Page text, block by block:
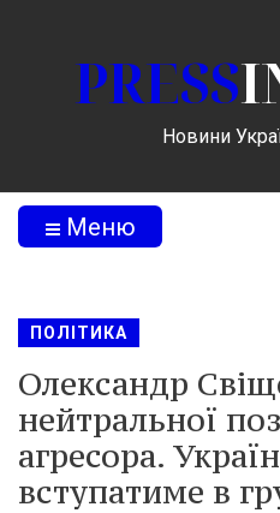
PRESS
Новини
Меню
ПОЛІТИКА
Олександр
нейтральної
агресора.
вступатиме в